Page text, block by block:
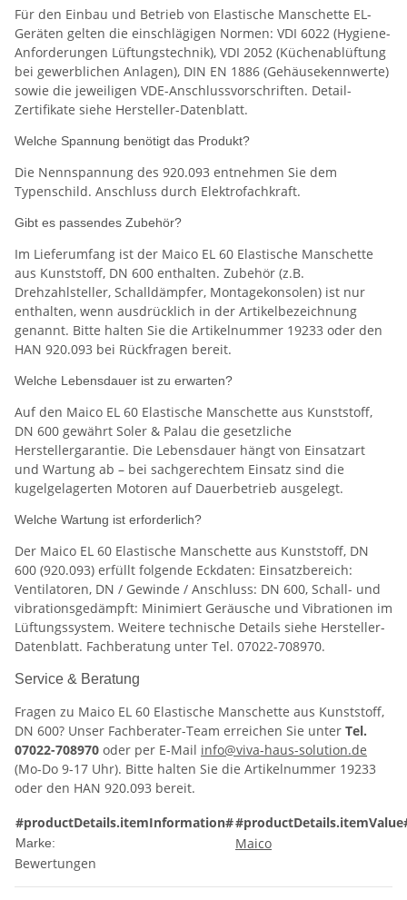
Für den Einbau und Betrieb von Elastische Manschette EL-
Geräten gelten die einschlägigen Normen: VDI 6022 (Hygiene-
Anforderungen Lüftungstechnik), VDI 2052 (Küchenablüftung
bei gewerblichen Anlagen), DIN EN 1886 (Gehäusekennwerte)
sowie die jeweiligen VDE-Anschlussvorschriften. Detail-
Zertifikate siehe Hersteller-Datenblatt.
Welche Spannung benötigt das Produkt?
Die Nennspannung des 920.093 entnehmen Sie dem
Typenschild. Anschluss durch Elektrofachkraft.
Gibt es passendes Zubehör?
Im Lieferumfang ist der Maico EL 60 Elastische Manschette
aus Kunststoff, DN 600 enthalten. Zubehör (z.B.
Drehzahlsteller, Schalldämpfer, Montagekonsolen) ist nur
enthalten, wenn ausdrücklich in der Artikelbezeichnung
genannt. Bitte halten Sie die Artikelnummer 19233 oder den
HAN 920.093 bei Rückfragen bereit.
Welche Lebensdauer ist zu erwarten?
Auf den Maico EL 60 Elastische Manschette aus Kunststoff,
DN 600 gewährt Soler & Palau die gesetzliche
Herstellergarantie. Die Lebensdauer hängt von Einsatzart
und Wartung ab – bei sachgerechtem Einsatz sind die
kugelgelagerten Motoren auf Dauerbetrieb ausgelegt.
Welche Wartung ist erforderlich?
Der Maico EL 60 Elastische Manschette aus Kunststoff, DN
600 (920.093) erfüllt folgende Eckdaten: Einsatzbereich:
Ventilatoren, DN / Gewinde / Anschluss: DN 600, Schall- und
vibrationsgedämpft: Minimiert Geräusche und Vibrationen im
Lüftungssystem. Weitere technische Details siehe Hersteller-
Datenblatt. Fachberatung unter Tel. 07022-708970.
Service & Beratung
Fragen zu Maico EL 60 Elastische Manschette aus Kunststoff,
DN 600? Unser Fachberater-Team erreichen Sie unter Tel.
07022-708970 oder per E-Mail info@viva-haus-solution.de
(Mo-Do 9-17 Uhr). Bitte halten Sie die Artikelnummer 19233
oder den HAN 920.093 bereit.
#productDetails.itemInformation#
Marke:
Maico
Bewertungen